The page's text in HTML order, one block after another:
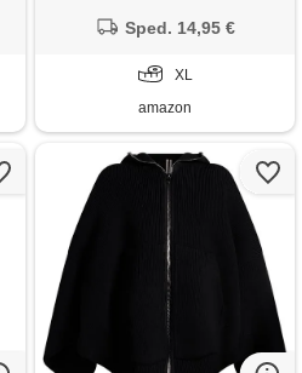
uomo/unisex - giacca con
lavorato a mano in nepal,
grigio. , xl
Sped. 14,95 €
XL
amazon